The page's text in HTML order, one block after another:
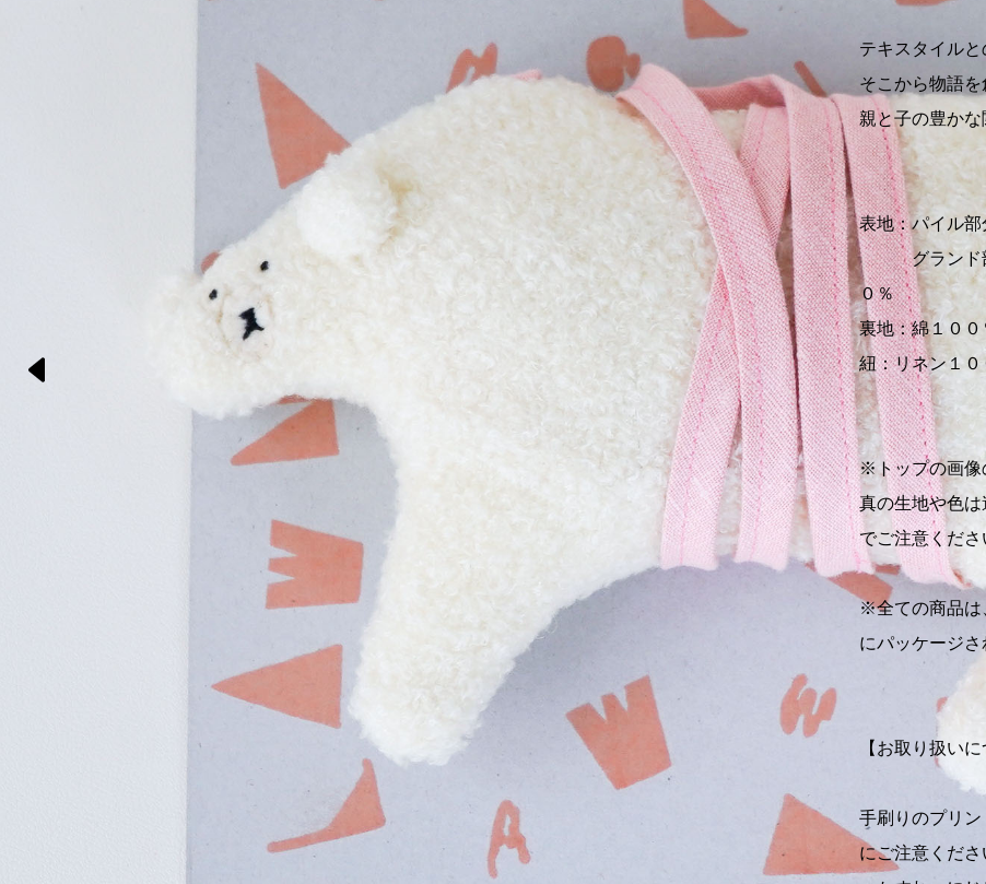
テキスタイル
そこから物語
親と子の豊か
表地：パイル
グランド部
０％
裏地：綿１００
紐：リネン１０
※トップの画像
真の生地や色
でご注意くださ
※全ての商品は
にパッケージさ
【お取り扱いに
手刷りのプリ
にご注意くださ